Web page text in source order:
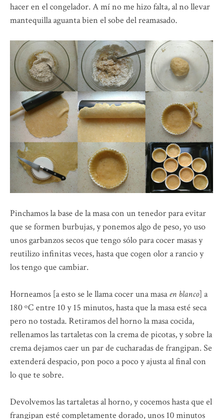
hacer en el congelador. A mí no me hizo falta, al no llevar
mantequilla aguanta bien el sobe del reamasado.
Pinchamos la base de la masa con un tenedor para evitar
que se formen burbujas, y ponemos algo de peso, yo uso
unos garbanzos secos que tengo sólo para cocer masas y
reutilizo infinitas veces, hasta que cogen olor a rancio y
los tengo que cambiar.
Horneamos [a esto se le llama cocer una masaen blanco] a
180 ºC entre 10 y 15 minutos, hasta que la masa esté seca
pero no tostada. Retiramos del horno la masa cocida,
rellenamos las tartaletas con la crema de picotas, y sobre la
crema dejamos caer un par de cucharadas de frangipan. Se
extenderá despacio, pon poco a poco y ajusta al final con
lo que te sobre.
Devolvemos las tartaletas al horno, y cocemos hasta que el
frangipan esté completamente dorado, unos 10 minutos